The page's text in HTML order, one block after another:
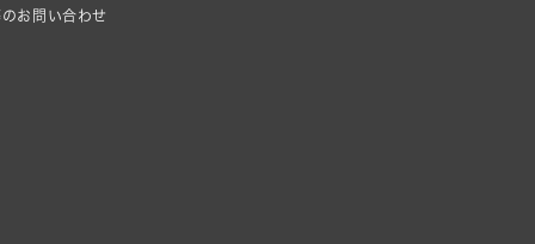
お問い合わせ